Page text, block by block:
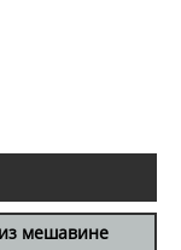
мешавине